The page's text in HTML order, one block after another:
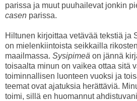
parissa ja muut puuhailevat jonkin
casen parissa.
Hiltunen kirjoittaa vetävää tekstiä ja
on mielenkiintoista seikkailla rikosten
maailmassa. Sysipimeä on jännä
toisaalta minun on vaikea ottaa sitä
toiminnallisen luonteen vuoksi ja
teemat ovat ajatuksia herättäviä.
toimi, sillä en huomannut